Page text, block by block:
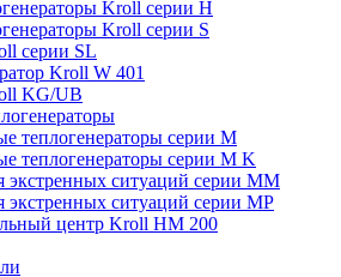
Kroll серии H
Kroll серии S
серии SL
Kroll W 401
KG/UB
теплогенераторы серии M
теплогенераторы серии M K
экстренных ситуаций серии MM
экстренных ситуаций серии MP
центр Kroll HM 200